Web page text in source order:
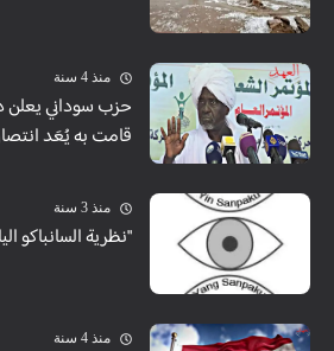
منذ 4 سنة
حزب سوداني يعلن
قامت به يُعَد انتصار
منذ 3 سنة
"نظرية السانباكو
منذ 4 سنة